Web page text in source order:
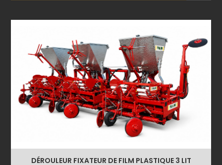
DÉROULEUR FIXATEUR DE FILM PLASTIQUE 3 LIT